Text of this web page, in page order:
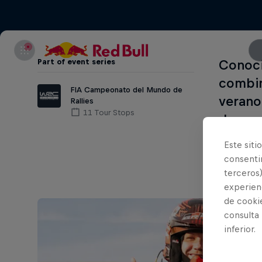
Part of event series
FIA Campeonato del Mundo de
Rallies
11 Tour Stops
de
los
Este
de
inferior.